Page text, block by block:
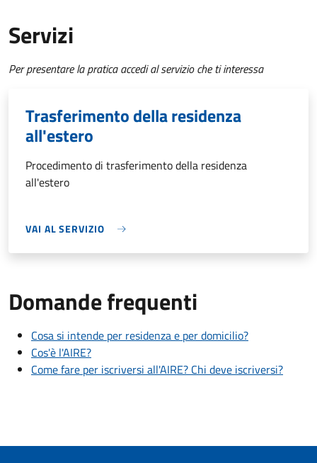
Servizi
Per presentare la pratica accedi al servizio che ti interessa
Trasferimento della residenza
all'estero
Procedimento di trasferimento della residenza
all'estero
VAI AL SERVIZIO
Domande frequenti
Cosa si intende per residenza e per domicilio?
Cos'è l'AIRE?
Come fare per iscriversi all'AIRE? Chi deve iscriversi?